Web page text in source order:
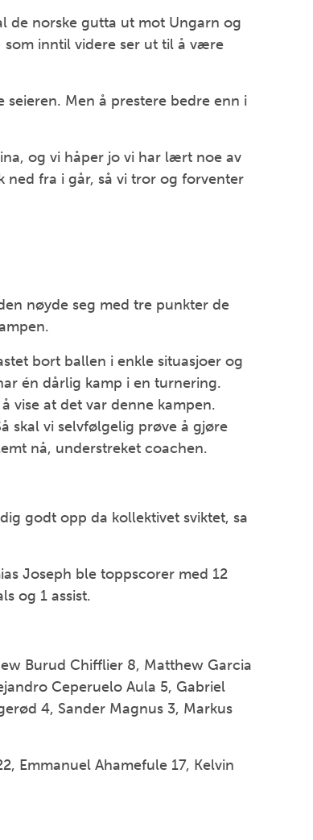
de norske gutta ut mot Ungarn og
som inntil videre ser ut til å være
Men å prestere bedre enn i
og vi håper jo vi har lært noe av
ned fra i går, så vi tror og forventer
nøyde seg med tre punkter de
bort ballen i enkle situasjoer og
én dårlig kamp i en turnering.
vise at det var denne kampen.
skal vi selvfølgelig prøve å gjøre
nå, understreket coachen.
godt opp da kollektivet sviktet, sa
Joseph ble toppscorer med 12
og 1 assist.
Burud Chifflier 8, Matthew Garcia
Ceperuelo Aula 5, Gabriel
4, Sander Magnus 3, Markus
Emmanuel Ahamefule 17, Kelvin